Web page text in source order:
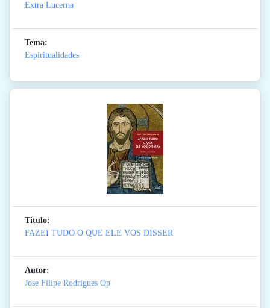
Extra Lucerna
Tema:
Espiritualidades
Titulo:
FAZEI TUDO O QUE ELE VOS DISSER
Autor:
Jose Filipe Rodrigues Op